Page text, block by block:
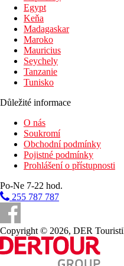
Egypt
Keňa
Madagaskar
Maroko
Mauricius
Seychely
Tanzanie
Tunisko
Důležité informace
O nás
Soukromí
Obchodní podmínky
Pojistné podmínky
Prohlášení o přístupnosti
Po-Ne 7-22 hod.
255 787 787
Copyright © 2026, DER